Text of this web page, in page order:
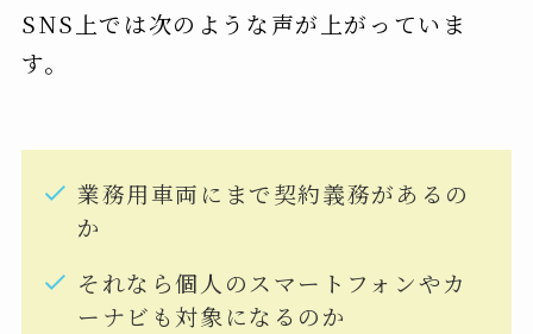
SNS上では次のような声が上がっていま
す。
業務用車両にまで契約義務があるの
か
それなら個人のスマートフォンやカ
ーナビも対象になるのか